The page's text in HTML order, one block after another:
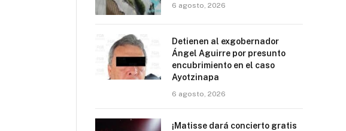
6 agosto, 2026
Detienen al exgobernador
Ángel Aguirre por presunto
encubrimiento en el caso
Ayotzinapa
6 agosto, 2026
¡Matisse dará concierto gratis